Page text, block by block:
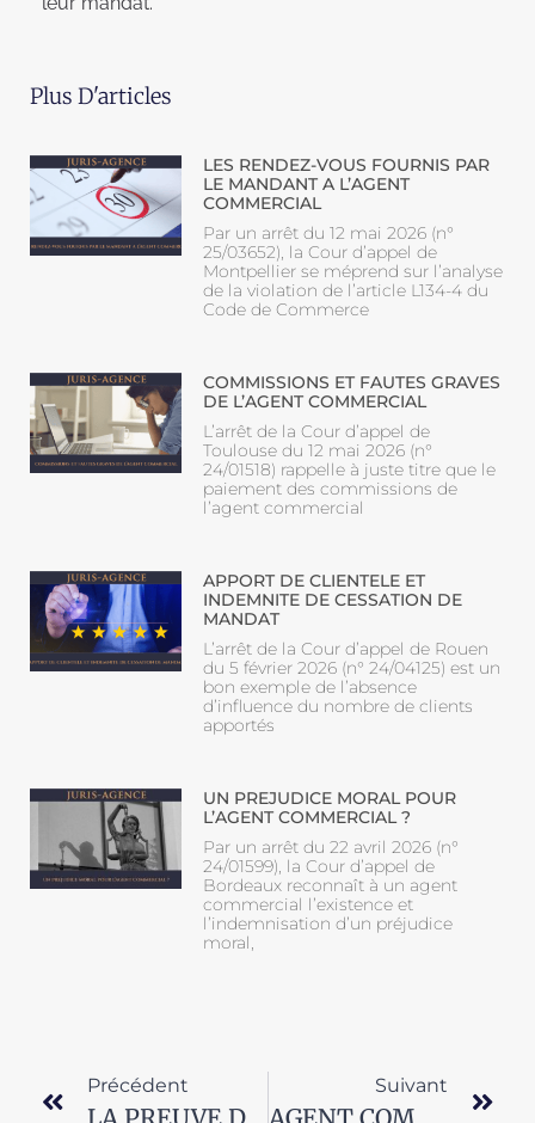
Plus D'articles
LES RENDEZ-VOUS FOURNIS PAR
LE MANDANT A L’AGENT
COMMERCIAL
Par un arrêt du 12 mai 2026 (n°
25/03652), la Cour d’appel de
Montpellier se méprend sur l’analyse
de la violation de l’article L134-4 du
Code de Commerce
COMMISSIONS ET FAUTES GRAVES
DE L’AGENT COMMERCIAL
L’arrêt de la Cour d’appel de
Toulouse du 12 mai 2026 (n°
24/01518) rappelle à juste titre que le
paiement des commissions de
l’agent commercial
APPORT DE CLIENTELE ET
INDEMNITE DE CESSATION DE
MANDAT
L’arrêt de la Cour d’appel de Rouen
du 5 février 2026 (n° 24/04125) est un
bon exemple de l’absence
d’influence du nombre de clients
apportés
UN PREJUDICE MORAL POUR
L’AGENT COMMERCIAL ?
Par un arrêt du 22 avril 2026 (n°
24/01599), la Cour d’appel de
Bordeaux reconnaît à un agent
commercial l’existence et
l’indemnisation d’un préjudice
moral,
Précédent Suivant